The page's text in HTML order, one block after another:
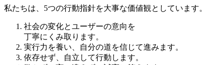
私たちは、5つの行動指針を大事な価値観としています。
社会の変化とユーザーの意向を
丁寧にくみ取ります。
実行力を養い、自分の道を信じて進みます。
依存せず、自立して行動します。